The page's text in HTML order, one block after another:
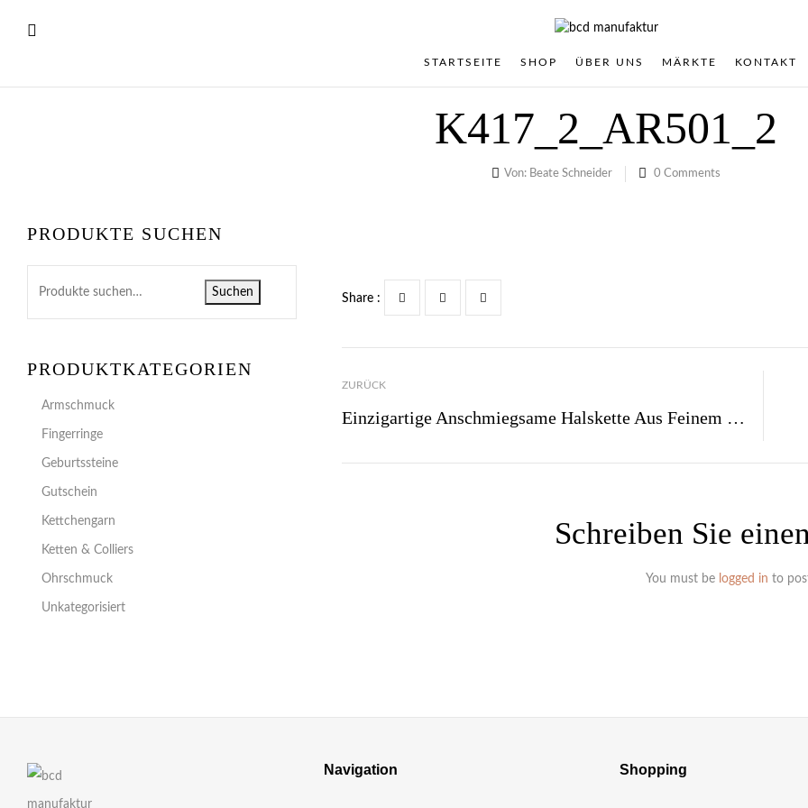
STARTSEITE SHOP ÜBER UNS MÄRKTE KONTAKT
K417_2_AR501_2
Von: Beate Schneider 0 Comments
PRODUKTE SUCHEN
Suchen
PRODUKTKATEGORIEN
Armschmuck
Fingerringe
Geburtssteine
Gutschein
Kettchengarn
Ketten & Colliers
Ohrschmuck
Unkategorisiert
Share :
ZURÜCK
Einzigartige Anschmiegsame Halskette Aus Feinem Goldfarbenem Edelstahl-Kettchengarn Für Sie Und Ihn
Schreiben Sie
You must be logged in to
Navigation Shopping